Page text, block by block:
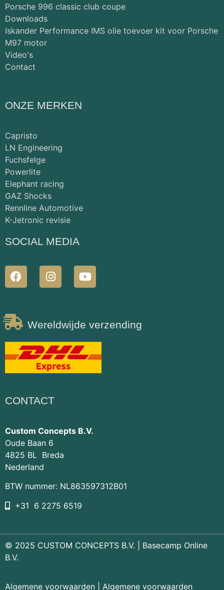
Porsche 996 classic club coupe
Downloads
Iskander Performance IMS olie toevoer kit voor Porsche
M97 motor
Video's
Contact
ONZE MERKEN
Capristo
LN Engineering
Fuchsfelge
Powerlite
Elephant racing
GAZ Shocks
Rennline Automotive
K-Jetronic revisie
SOCIAL MEDIA
Wereldwijde verzending
CONTACT
Custom Concepts B.V.
Oude Baan 6
4825 BL Breda
Nederland
BTW nummer: NL863597312B01
+31 6 2275 6519
© 2025 CUSTOM CONCEPTS B.V. | Basecamp Online
B.V.
Algemene voorwaarden Algemene voorwaarden